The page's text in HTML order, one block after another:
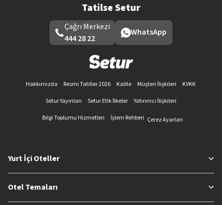
Tatilse Setur
Çağrı Merkezi
444 28 22
WhatsApp
Hakkımızda Resmi Tatiller 2026 Kalite Müşteri İlişkileri
KVKK
Setur Yayınları
Setur Etik İlkeler
Yatırımcı İlişkileri
Bilgi Toplumu Hizmetleri
İşlem Rehberi Çerez Ayarları
Yurt İçi Oteller
Otel Temaları